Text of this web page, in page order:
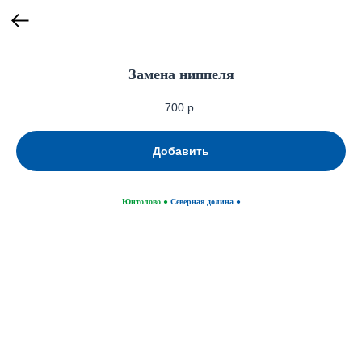
Замена ниппеля
700 р.
Добавить
Юнтолово ● Северная долина ●